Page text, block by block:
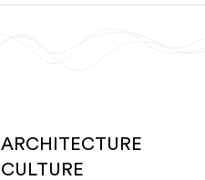
ARCHITECTURE
CULTURE